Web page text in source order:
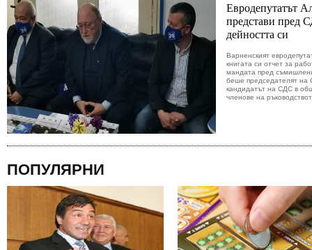
Евродепутатът
представи пред
дейността си
Варненският
книгата си отчет за
мандата пред
беше председателят на
кандидатът на СДС в
членове на
ПОПУЛЯРНИ